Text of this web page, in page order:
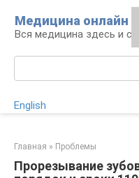
контенту
Медицина онлайн
Вся медицина здесь и
English
Главная » Проблемы
Прорезывание